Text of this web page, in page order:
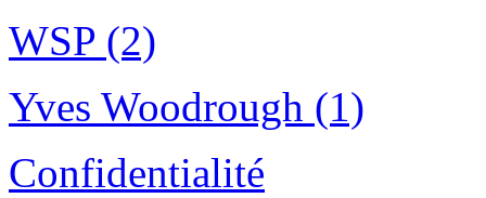
WSP (2)
Yves Woodrough (1)
Confidentialité